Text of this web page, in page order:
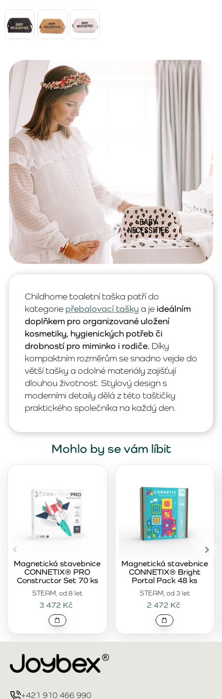
Childhome toaletní taška patří do
kategorie přebalovací taškya je ideálním
doplňkem pro organizované uložení
kosmetiky, hygienických potřeb či
drobností pro miminko i rodiče. Díky
kompaktním rozměrům se snadno vejde do
větší tašky a odolné materiály zajišťují
dlouhou životnost. Stylový design s
moderními detaily dělá z této taštičky
praktického společníka na každý den.
Mohlo by se vám líbit
STEAM, od 8 let
Magnetická stavebnice
CONNETIX® PRO
Constructor Set 70 ks
3 472 Kč
STEAM, od 3 let
Magnetická stavebnice
CONNETIX® Bright
Portal Pack 48 ks
2 472 Kč
+421 910 466 990